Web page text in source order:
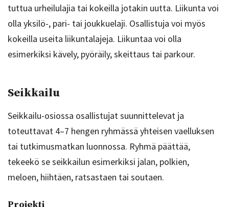
tuttua urheilulajia tai kokeilla jotakin uutta. Liikunta voi
olla yksilö-, pari- tai joukkuelaji. Osallistuja voi myös
kokeilla useita liikuntalajeja. Liikuntaa voi olla
esimerkiksi kävely, pyöräily, skeittaus tai parkour.
Seikkailu
Seikkailu-osiossa osallistujat suunnittelevat ja
toteuttavat 4–7 hengen ryhmässä yhteisen vaelluksen
tai tutkimusmatkan luonnossa. Ryhmä päättää,
tekeekö se seikkailun esimerkiksi jalan, polkien,
meloen, hiihtäen, ratsastaen tai soutaen.
Projekti